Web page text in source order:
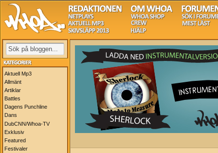
Aktuell Mp3
Allmänt
Artiklar
Battles
Dagens Punchline
Dans
DubCNN/Whoa-TV
Exklusiv
Featured
Festivaler